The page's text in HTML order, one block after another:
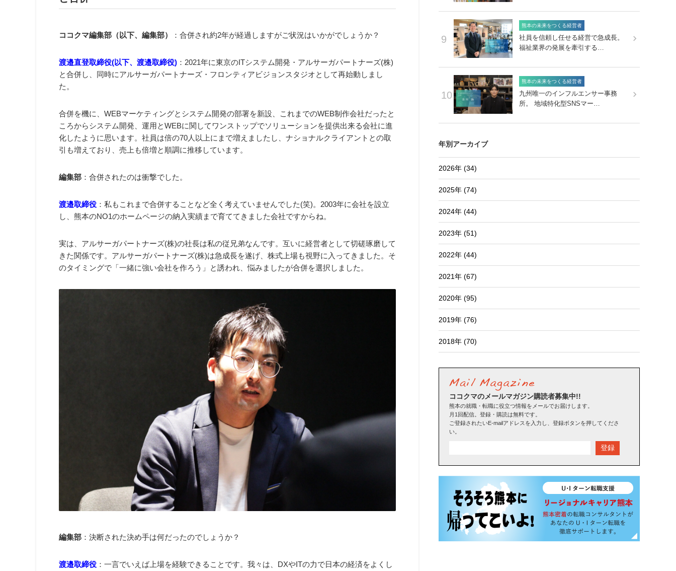
ココクマ編集部（以下、編集部） ：合併され約2年が経過しますがご状況はいかがでしょうか？
渡邉直登取締役(以下、渡邉取締役) ：2021年に東京のITシステム開発・アルサーガパートナーズ(株)
と合併し、同時にアルサーガパートナーズ・フロンティアビジョンスタジオとして再始動しまし
た。
合併を機に、WEBマーケティングとシステム開発の部署を新設、これまでのWEB制作会社だったと
ころからシステム開発、運用とWEBに関してワンストップでソリューションを提供出来る会社に進
化したように思います。社員は倍の70人以上にまで増えましたし、ナショナルクライアントとの取
引も増えており、売上も倍増と順調に推移しています。
編集部 ：合併されたのは衝撃でした。
渡邉取締役 ：私もこれまで合併することなど全く考えていませんでした(笑)。2003年に会社を設立
し、熊本のNO1のホームページの納入実績まで育ててきました会社ですからね。
実は、アルサーガパートナーズ(株)の社長は私の従兄弟なんです。互いに経営者として切磋琢磨して
きた関係です。アルサーガパートナーズ(株)は急成長を遂げ、株式上場も視野に入ってきました。そ
のタイミングで「一緒に強い会社を作ろう」と誘われ、悩みましたが合併を選択しました。
編集部 ：決断された決め手は何だったのでしょうか？
渡邉取締役 ：一言でいえば上場を経験できることです。我々は、DXやITの力で日本の経済をよくし
9
熊本の未来をつくる経営者
社員を信頼し任せる経営で急成長。
福祉業界の発展を牽引する…
10
熊本の未来をつくる経営者
九州唯一のインフルエンサー事務
所。 地域特化型SNSマー…
年別アーカイブ
2026年 (34)
2025年 (74)
2024年 (44)
2023年 (51)
2022年 (44)
2021年 (67)
2020年 (95)
2019年 (76)
2018年 (70)
ココクマのメールマガジン購読者募集中!!
熊本の就職・転職に役立つ情報をメールでお届けします。
月1回配信。登録・購読は無料です。
ご登録されたいE-mailアドレスを入力し、登録ボタンを押してくださ
い。
登録